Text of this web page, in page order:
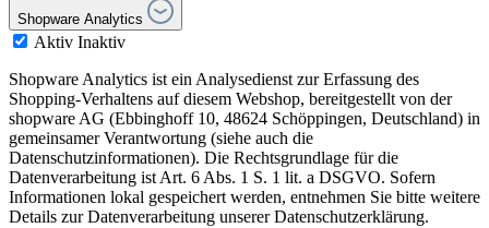
Shopware Analytics
Aktiv Inaktiv
Shopware Analytics ist ein Analysedienst zur Erfassung des
Shopping-Verhaltens auf diesem Webshop, bereitgestellt von der
shopware AG (Ebbinghoff 10, 48624 Schöppingen, Deutschland) in
gemeinsamer Verantwortung (siehe auch die
Datenschutzinformationen). Die Rechtsgrundlage für die
Datenverarbeitung ist Art. 6 Abs. 1 S. 1 lit. a DSGVO. Sofern
Informationen lokal gespeichert werden, entnehmen Sie bitte weitere
Details zur Datenverarbeitung unserer Datenschutzerklärung.